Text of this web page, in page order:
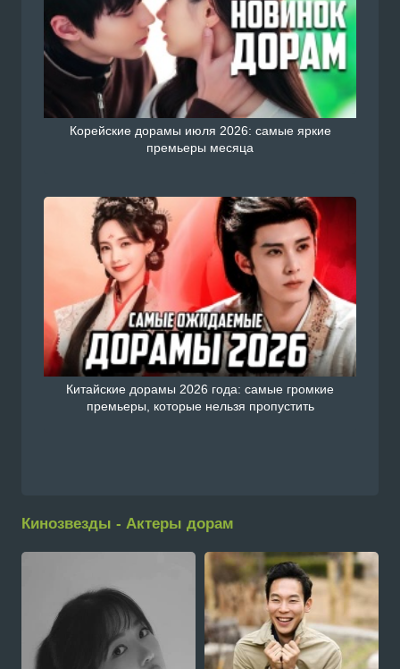
Корейские дорамы июля 2026: самые яркие
премьеры месяца
Китайские дорамы 2026 года: самые громкие
премьеры, которые нельзя пропустить
Кинозвезды - Актеры дорам